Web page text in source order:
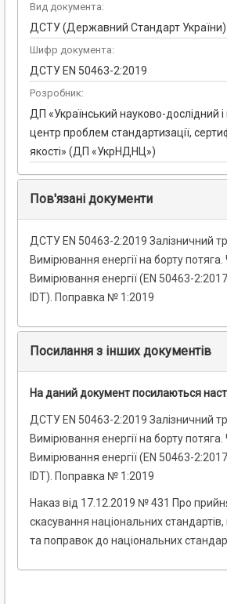
Вид документа:
ДСТУ (Державний Стандарт України)
Шифр документа:
ДСТУ EN 50463-2:2019
Розробник:
ДП «Український науково-дослідний
центр проблем стандартизації,
якості» (ДП «УкрНДНЦ»)
Пов'язані документи
ДСТУ EN 50463-2:2019 Залізничний
Вимірювання енергії на борту
Вимірювання енергії (EN 50463-
IDT). Поправка № 1:2019
Посилання з інших документів
На даний документ посилаються
ДСТУ EN 50463-2:2019 Залізничний
Вимірювання енергії на борту
Вимірювання енергії (EN 50463-
IDT). Поправка № 1:2019
Наказ від 17.12.2019 № 431 Про
скасування національних
та поправок до національних